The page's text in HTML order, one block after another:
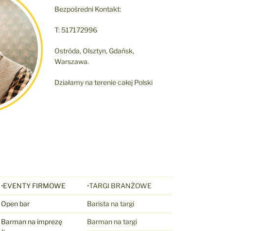
Bezpośredni Kontakt:
T: 517172996
Ostróda, Olsztyn, Gdańsk,
Warszawa.
Działamy na terenie całej Polski
•EVENTY FIRMOWE
Open bar
Barman na imprezę
•TARGI BRANŻOWE
Barista na targi
Barman na targi